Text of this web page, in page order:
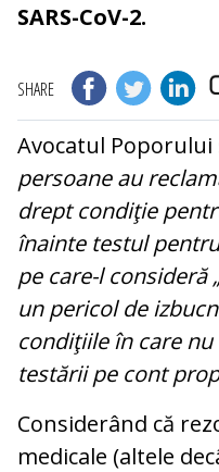
SARS-CoV-2.
SHARE
Avocatul Poporului
persoane au
drept condiţie
înainte testul
pe care-l consideră
un pericol de
condiţiile în care
testării pe cont
Considerând că
medicale (altele